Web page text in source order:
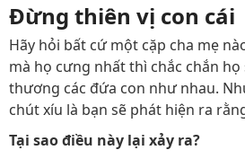
Đừng thiên vị con cái
Hãy hỏi bất cứ một cặp cha mẹ
mà họ cưng nhất thì chắc chắn
thương các đứa con như nhau.
chút xíu là bạn sẽ phát hiện ra
Tại sao điều này lại xảy ra?